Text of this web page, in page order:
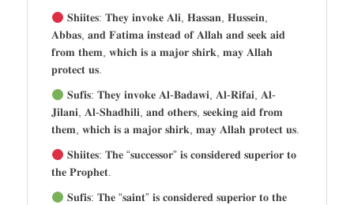
𝐒𝐡𝐢𝐢𝐭𝐞𝐬: 𝐓𝐡𝐞𝐲 𝐢𝐧𝐯𝐨𝐤𝐞 𝐀𝐥𝐢, 𝐇𝐚𝐬𝐬𝐚𝐧, 𝐇𝐮𝐬𝐬𝐞𝐢𝐧,
𝐀𝐛𝐛𝐚𝐬, 𝐚𝐧𝐝 𝐅𝐚𝐭𝐢𝐦𝐚 𝐢𝐧𝐬𝐭𝐞𝐚𝐝 𝐨𝐟 𝐀𝐥𝐥𝐚𝐡 𝐚𝐧𝐝 𝐬𝐞𝐞𝐤 𝐚𝐢𝐝
𝐟𝐫𝐨𝐦 𝐭𝐡𝐞𝐦, 𝐰𝐡𝐢𝐜𝐡 𝐢𝐬 𝐚 𝐦𝐚𝐣𝐨𝐫 𝐬𝐡𝐢𝐫𝐤, 𝐦𝐚𝐲 𝐀𝐥𝐥𝐚𝐡
𝐩𝐫𝐨𝐭𝐞𝐜𝐭 𝐮𝐬.
𝐒𝐮𝐟𝐢𝐬: 𝐓𝐡𝐞𝐲 𝐢𝐧𝐯𝐨𝐤𝐞 𝐀𝐥-𝐁𝐚𝐝𝐚𝐰𝐢, 𝐀𝐥-𝐑𝐢𝐟𝐚𝐢, 𝐀𝐥-
𝐉𝐢𝐥𝐚𝐧𝐢, 𝐀𝐥-𝐒𝐡𝐚𝐝𝐡𝐢𝐥𝐢, 𝐚𝐧𝐝 𝐨𝐭𝐡𝐞𝐫𝐬, 𝐬𝐞𝐞𝐤𝐢𝐧𝐠 𝐚𝐢𝐝 𝐟𝐫𝐨𝐦
𝐭𝐡𝐞𝐦, 𝐰𝐡𝐢𝐜𝐡 𝐢𝐬 𝐚 𝐦𝐚𝐣𝐨𝐫 𝐬𝐡𝐢𝐫𝐤, 𝐦𝐚𝐲 𝐀𝐥𝐥𝐚𝐡 𝐩𝐫𝐨𝐭𝐞𝐜𝐭 𝐮𝐬.
𝐒𝐡𝐢𝐢𝐭𝐞𝐬: 𝐓𝐡𝐞 “𝐬𝐮𝐜𝐜𝐞𝐬𝐬𝐨𝐫” 𝐢𝐬 𝐜𝐨𝐧𝐬𝐢𝐝𝐞𝐫𝐞𝐝 𝐬𝐮𝐩𝐞𝐫𝐢𝐨𝐫 𝐭𝐨
𝐭𝐡𝐞 𝐏𝐫𝐨𝐩𝐡𝐞𝐭.
𝐒𝐮𝐟𝐢𝐬: 𝐓𝐡𝐞 “𝐬𝐚𝐢𝐧𝐭” 𝐢𝐬 𝐜𝐨𝐧𝐬𝐢𝐝𝐞𝐫𝐞𝐝 𝐬𝐮𝐩𝐞𝐫𝐢𝐨𝐫 𝐭𝐨 𝐭𝐡𝐞